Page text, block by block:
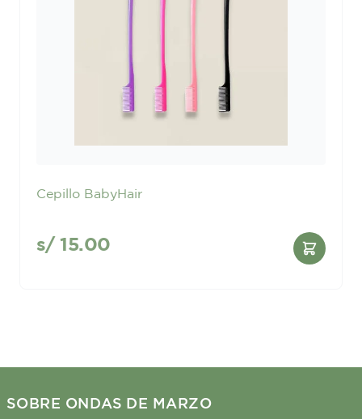
Cepillo BabyHair
s/15.00
SOBRE ONDAS DE MARZO